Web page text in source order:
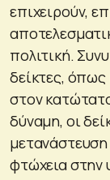
επιχειρούν,
πολιτική.
δείκτες,
στον
δύναμη, οι
φτώχεια στην